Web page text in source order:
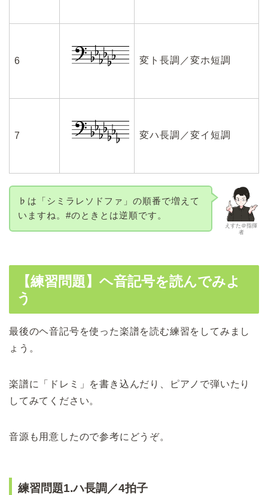
6 変ト長調／変ホ短調
7 変ハ長調／変イ短調
えすた＠指揮
者
♭は「シミラレソドファ」の順番で増えて
いますね。#のときとは逆順です。
【練習問題】ヘ音記号を読んでみよ
う
最後のヘ音記号を使った楽譜を読む練習をしてみまし
ょう。
楽譜に「ドレミ」を書き込んだり、ピアノで弾いたり
してみてください。
音源も用意したので参考にどうぞ。
練習問題1.ハ長調／4拍子